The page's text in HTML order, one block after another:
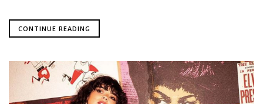
CONTINUE READING